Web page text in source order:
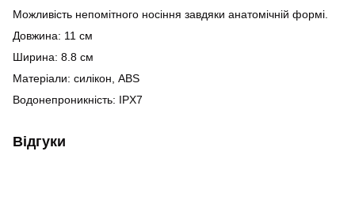
Можливість непомітного носіння завдяки анатомічній формі.
Довжина: 11 см
Ширина: 8.8 см
Матеріали: силікон, ABS
Водонепроникність: IPX7
Відгуки